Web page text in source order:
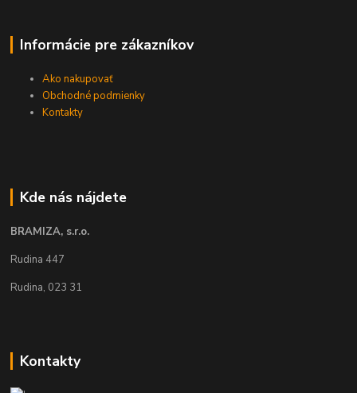
Informácie pre zákazníkov
Ako nakupovať
Obchodné podmienky
Kontakty
Kde nás nájdete
BRAMIZA, s.r.o.
Rudina 447
Rudina, 023 31
Kontakty